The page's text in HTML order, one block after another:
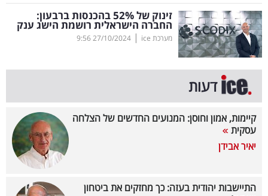
טלוויזיה
עסקי
ספורט
קריירה
ולימודים
מינויים
רכב
זינוק של 52% בהכנסות ברבעון:
החברה הישראלית רושמת הישג ענק
מערכת ice |
27/10/2024
9:56
דעות
קיימות, אמון וחוסן: המנועים החדשים של הצלחה
עסקית
יאיר אבידן
התיישבות יהודית בעזה: כך מחזקים את ביטחון